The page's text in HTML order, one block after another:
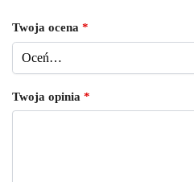
Twoja ocena *
Twoja opinia *